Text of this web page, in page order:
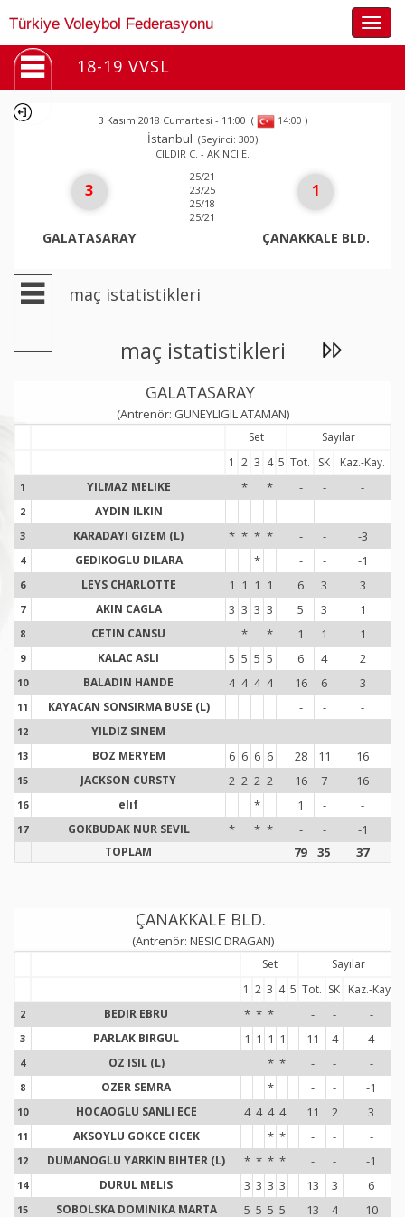
Türkiye Voleybol Federasyonu
18-19 VVSL
3 Kasım 2018 Cumartesi - 11:00 ( 14:00 )
İstanbul (Seyirci: 300)
CILDIR C. - AKINCI E.
3
GALATASARAY
25/21
23/25
25/18
25/21
1
ÇANAKKALE BLD.
maç istatistikleri
maç istatistikleri
GALATASARAY
(Antrenör: GUNEYLIGIL ATAMAN)
Set
Sayılar
1 2 3 4 5 Tot. SK Kaz.-Kay.
1 YILMAZ MELIKE * * - - -
2 AYDIN ILKIN - - -
3 KARADAYI GIZEM (L) * * * * - - -3
4 GEDIKOGLU DILARA * - - -1
6 LEYS CHARLOTTE 1 1 1 1 6 3 3
7 AKIN CAGLA 3 3 3 3 5 3 1
8 CETIN CANSU * * 1 1 1
9 KALAC ASLI 5 5 5 5 6 4 2
10 BALADIN HANDE 4 4 4 4 16 6 3
11 KAYACAN SONSIRMA BUSE (L) - - -
12 YILDIZ SINEM - - -
13 BOZ MERYEM 6 6 6 6 28 11 16
15 JACKSON CURSTY 2 2 2 2 16 7 16
16 elıf * 1 - -
17 GOKBUDAK NUR SEVIL * * * - - -1
TOPLAM 79 35 37
ÇANAKKALE BLD.
(Antrenör: NESIC DRAGAN)
Set
Sayılar
1 2 3 4 5 Tot. SK Kaz.-Kay.
2 BEDIR EBRU * * * - - -
3 PARLAK BIRGUL 1 1 1 1 11 4 4
4 OZ ISIL (L) * * - - -
8 OZER SEMRA * - - -1
10 HOCAOGLU SANLI ECE 4 4 4 4 11 2 3
11 AKSOYLU GOKCE CICEK * * - - -
12 DUMANOGLU YARKIN BIHTER (L) * * * * - - -1
14 DURUL MELIS 3 3 3 3 13 3 6
15 SOBOLSKA DOMINIKA MARTA 5 5 5 5 13 4 10